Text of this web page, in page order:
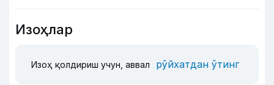
Изоҳлар
Изоҳ қолдириш учун, аввал рўйхатдан ўтинг